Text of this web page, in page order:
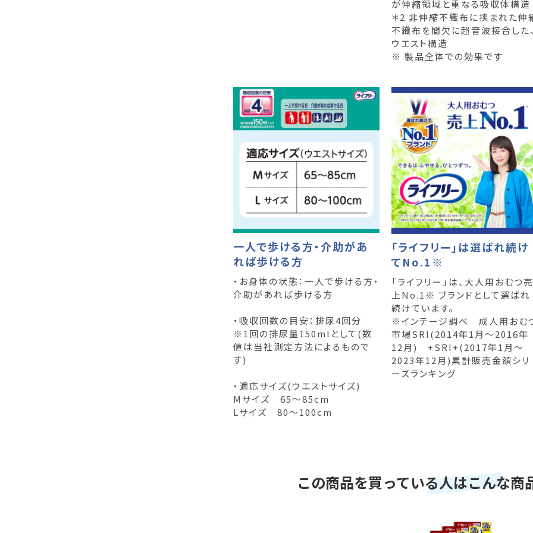
が伸縮領域と重なる吸収体構造
＊2 非伸縮不織布に挟まれた伸
不織布を間欠に超音波接合した
ウエスト構造
※ 製品全体での効果です
一人で歩ける方・介助があ
れば歩ける方
・お身体の状態：一人で歩ける方・
介助があれば歩ける方
・吸収回数の目安：排尿4回分
※1回の排尿量150mlとして(数
値は当社測定方法によるもので
す)
・適応サイズ(ウエストサイズ)
Mサイズ 65～85cm
Lサイズ 80～100cm
「ライフリー」は選ばれ続け
てNo.1※
「ライフリー」は、大人用おむつ売
上No.1※ ブランドとして選ばれ
続けています。
※インテージ調べ 成人用おむ
市場SRI(2014年1月～2016年
12月) +SRI+(2017年1月～
2023年12月)累計販売金額シリ
ーズランキング
この商品を買っている人はこんな商